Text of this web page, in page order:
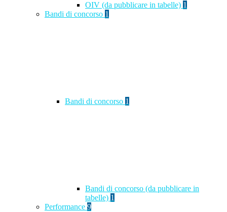
OIV (da pubblicare in tabelle) 1
Bandi di concorso 1
Bandi di concorso 1
Bandi di concorso (da pubblicare in
tabelle) 1
Performance 9